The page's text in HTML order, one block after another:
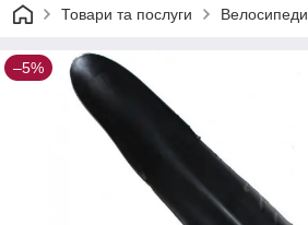
Товари та послуги Велосипеди
–5%